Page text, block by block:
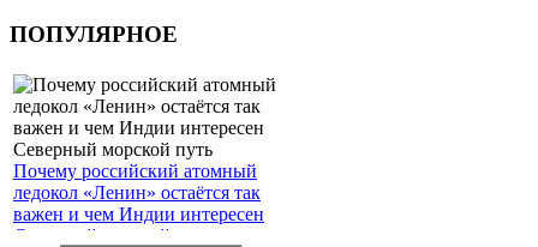
ПОПУЛЯРНОЕ
Почему российский атомный
ледокол «Ленин» остаётся так
важен и чем Индии интересен
Северный морской путь